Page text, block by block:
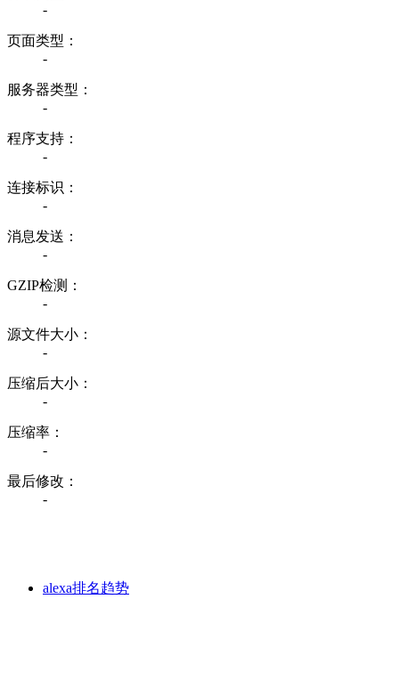
-
页面类型：
-
服务器类型：
-
程序支持：
-
连接标识：
-
消息发送：
-
GZIP检测：
-
源文件大小：
-
压缩后大小：
-
压缩率：
-
最后修改：
-
alexa排名趋势